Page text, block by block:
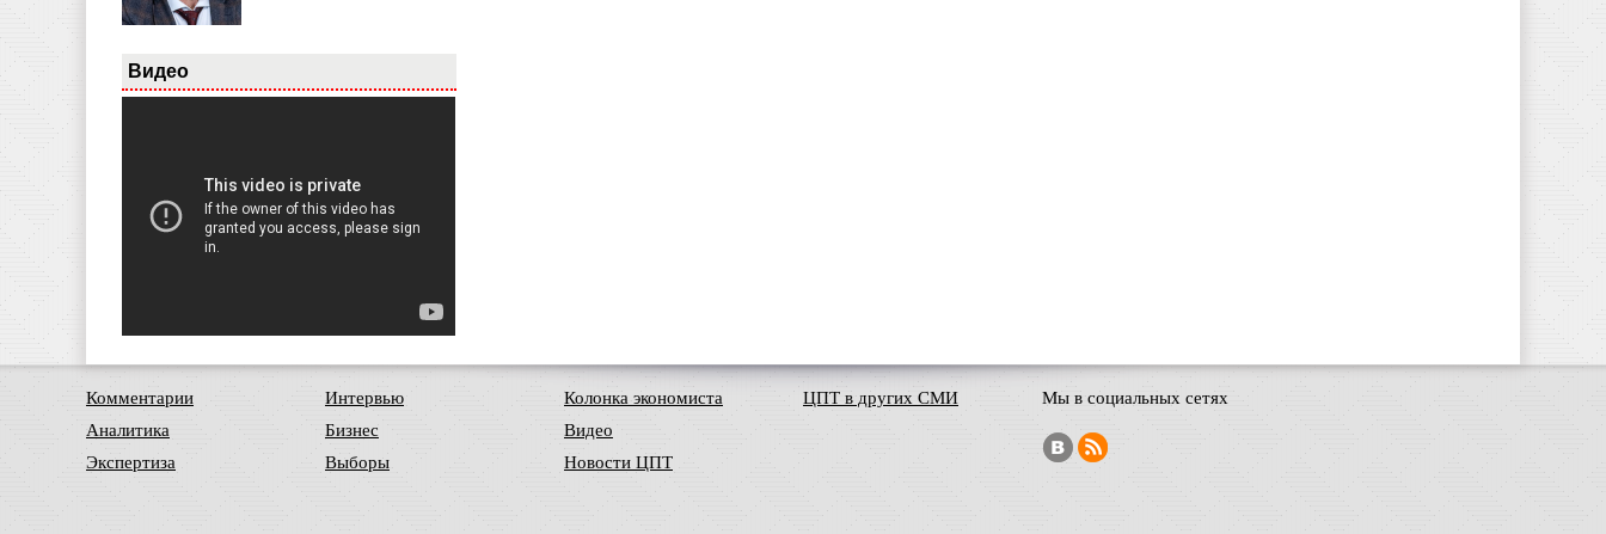
Видео
Комментарии
Аналитика
Экспертиза
Интервью
Бизнес
Выборы
Колонка экономиста
Видео
Новости ЦПТ
ЦПТ в других СМИ Мы в социальных сетях